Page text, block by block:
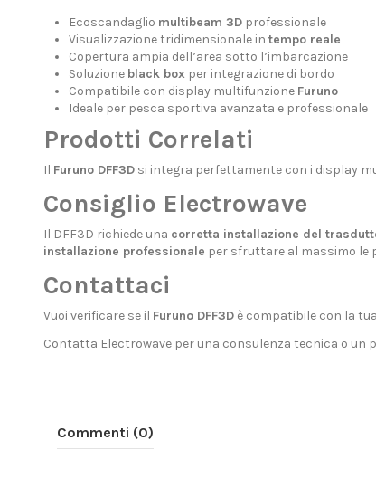
Ecoscandaglio multibeam 3Dprofessionale
Visualizzazione tridimensionale in tempo reale
Copertura ampia dell’area sotto l’imbarcazione
Soluzione black boxper integrazione di bordo
Compatibile con display multifunzione Furuno
Ideale per pesca sportiva avanzata e professionale
Prodotti Correlati
Il Furuno DFF3Dsi integra perfettamente con i display
Consiglio Electrowave
Il DFF3D richiede una corretta installazione del
installazione professionale per sfruttare al massimo le
Contattaci
Vuoi verificare se il Furuno DFF3Dè compatibile con la
Contatta Electrowaveper una consulenza tecnica o un
Commenti (0)